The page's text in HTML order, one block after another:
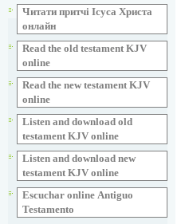
Читати притчі Ісуса Христа
онлайн
Read the old testament KJV
online
Read the new testament KJV
online
Listen and download old
testament KJV online
Listen and download new
testament KJV online
Escuchar online Аntiguo
Testamento